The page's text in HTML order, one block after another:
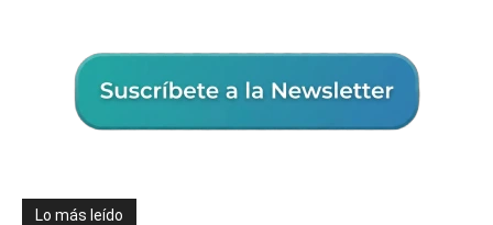
Lo más leído